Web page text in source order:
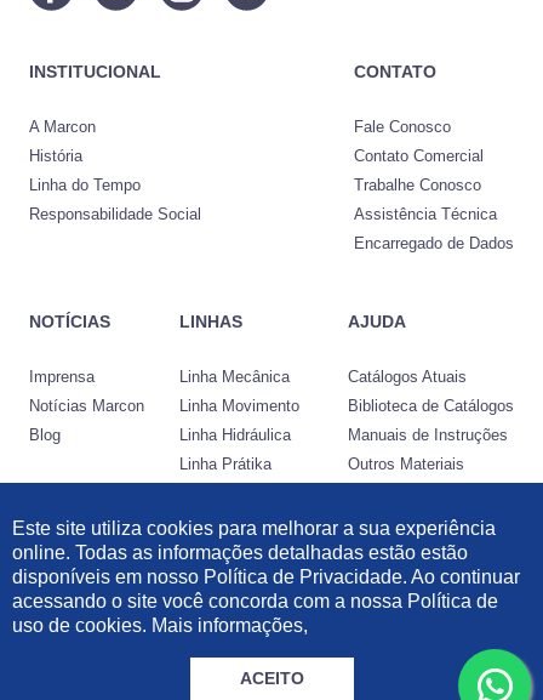
INSTITUCIONAL
A Marcon
História
Linha do Tempo
Responsabilidade Social
CONTATO
Fale Conosco
Contato Comercial
Trabalhe Conosco
Assistência Técnica
Encarregado de Dados
NOTÍCIAS
Imprensa
Notícias Marcon
Blog
LINHAS
Linha Mecânica
Linha Movimento
Linha Hidráulica
Linha Prátika
AJUDA
Catálogos Atuais
Biblioteca de Catálogos
Manuais de Instruções
Outros Materiais
Desenvolvido por:
Informações Legais Política de Privacidade
© 2021 Marcon Indústria Metalúrgica Ltda | 57.211.997/0001-46. Todos os
Este site utiliza cookies para melhorar a sua experiência
online. Todas as informações detalhadas estão estão
disponíveis em nosso Política de Privacidade. Ao continuar
acessando o site você concorda com a nossa Política de
uso de cookies. Mais informações,
ACEITO